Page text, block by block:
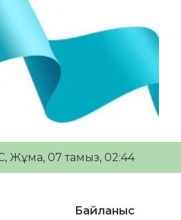
, Жұма, 07 тамыз, 02:44
Байланыс